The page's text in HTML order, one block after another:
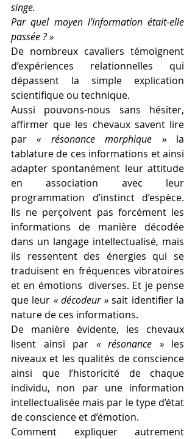
singe.
Par quel moyen l’information était-elle
passée ? »
De nombreux cavaliers témoignent
d’expériences relationnelles qui
dépassent la simple explication
scientifique ou technique.
Aussi pouvons-nous sans hésiter,
affirmer que les chevaux savent lire
par « résonance morphique » la
tablature de ces informations et ainsi
adapter spontanément leur attitude
en association avec leur
programmation d’instinct d’espèce.
Ils ne perçoivent pas forcément les
informations de manière décodée
dans un langage intellectualisé, mais
ils ressentent des énergies qui se
traduisent en fréquences vibratoires
et en émotions  diverses. Et je pense
que leur « décodeur » sait identifier la
nature de ces informations.
De manière évidente, les chevaux
lisent ainsi par « résonance » les
niveaux et les qualités de conscience
ainsi que l’historicité de chaque
individu, non par une information
intellectualisée mais par le type d’état
de conscience et d’émotion.
Comment expliquer autrement